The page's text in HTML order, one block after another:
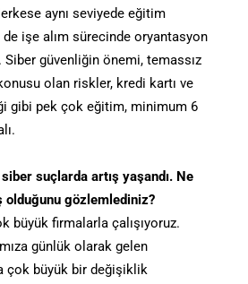
aynı seviyede eğitim
işe alım sürecinde oryantasyon
Siber güvenliğin önemi, temassız
olan riskler, kredi kartı ve
gibi pek çok eğitim, minimum 6
suçlarda artış yaşandı. Ne
olduğunu gözlemlediniz?
büyük firmalarla çalışıyoruz.
günlük olarak gelen
çok büyük bir değişiklik